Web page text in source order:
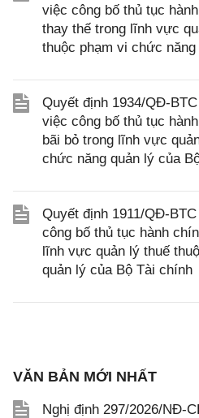
việc công bố thủ tục
thay thế trong lĩnh vực
thuộc phạm vi chức
Quyết định 1934/QĐ-
việc công bố thủ tục
bãi bỏ trong lĩnh vực
chức năng quản lý của
Quyết định 1911/QĐ-
công bố thủ tục hành
lĩnh vực quản lý thuế
quản lý của Bộ Tài chính
VĂN BẢN MỚI NHẤT
Nghị định 297/2026/NĐ-